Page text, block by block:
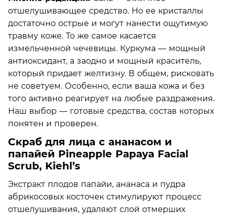
отшелушивающее средство. Но ее кристаллы
достаточно острые и могут нанести ощутимую
травму коже. То же самое касается
измельченной чечевицы. Куркума — мощный
антиоксидант, а заодно и мощный краситель,
который придает желтизну. В общем, рисковать
не советуем. Особенно, если ваша кожа и без
того активно реагирует на любые раздражения.
Наш выбор — готовые средства, состав которых
понятен и проверен.
Скраб для лица с ананасом и
папайей Pineapple Papaya Facial
Scrub, Kiehl’s
Экстракт плодов папайи, ананаса и пудра
абрикосовых косточек стимулируют процесс
отшелушивания, удаляют слой отмерших